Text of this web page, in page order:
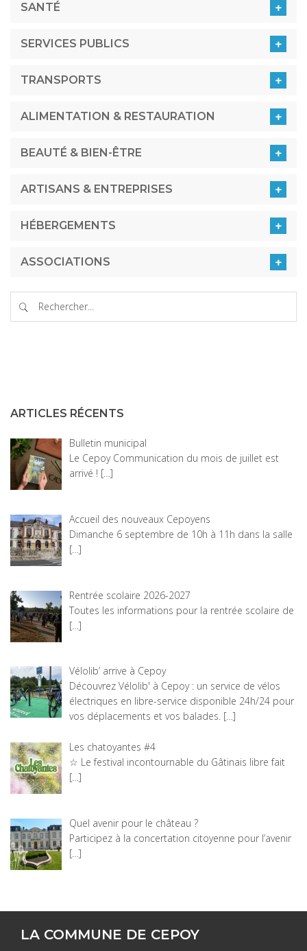
SANTÉ
SERVICES PUBLICS
TRANSPORTS
ALIMENTATION & RESTAURATION
BEAUTÉ & BIEN-ÊTRE
ARTISANS & ENTREPRISES
HÉBERGEMENTS
ASSOCIATIONS
ARTICLES RÉCENTS
Bulletin municipal
Le Cepoy Communication du mois de juillet est
arrivé ! […]
Accueil des nouveaux Cepoyens
Dimanche 6 septembre de 10h à 11h dans la salle
[…]
Rentrée scolaire 2026-2027
Toutes les informations pour la rentrée scolaire de
[…]
Vélolib’ arrive à Cepoy
Découvrez Vélolib' à Cepoy : un service de vélos
électriques en libre-service disponible 24h/24 pour
vos déplacements et vos balades.[…]
Les chatoyantes #4
☆ Le festival incontournable du Gâtinais libre fait
[…]
Quel avenir pour le château ?
Participez à la concertation citoyenne pour l’avenir
[…]
LA COMMUNE DE CEPOY